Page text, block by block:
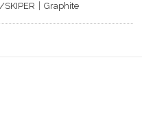
｜Graphite